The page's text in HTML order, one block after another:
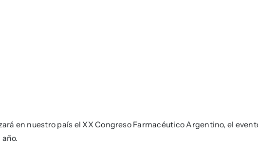
en nuestro país el XX Congreso Farmacéutico Argentino, el